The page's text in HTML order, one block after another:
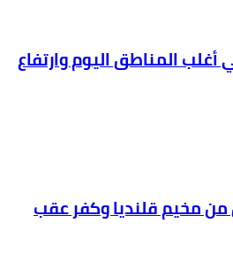
المناطق اليوم وارتفاع
من مخيم قلنديا وكفر عقب